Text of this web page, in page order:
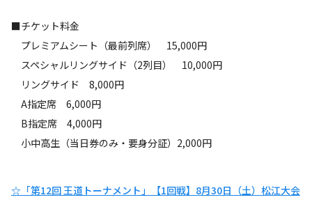
■チケット料金
プレミアムシート（最前列席） 15,000円
スペシャルリングサイド（2列目） 10,000円
リングサイド 8,000円
A指定席 6,000円
B指定席 4,000円
小中高生（当日券のみ・要身分証）2,000円
☆「第12回 王道トーナメント」【1回戦】8月30日（土）松江大会